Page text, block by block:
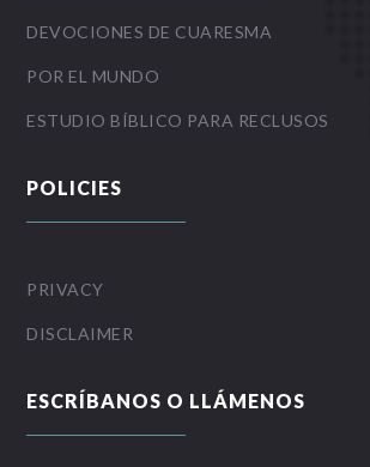
DEVOCIONES DE CUARESMA
POR EL MUNDO
ESTUDIO BÍBLICO PARA RECLUSOS
POLICIES
PRIVACY
DISCLAIMER
ESCRÍBANOS O LLÁMENOS